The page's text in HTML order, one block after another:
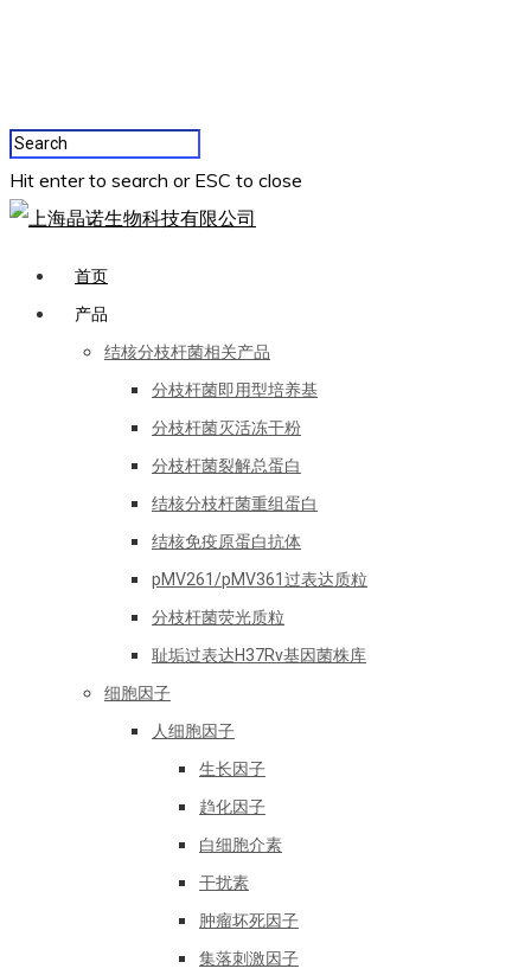
Hit enter to search or ESC to close
首页
产品
结核分枝杆菌相关产品
分枝杆菌即用型培养基
分枝杆菌灭活冻干粉
分枝杆菌裂解总蛋白
结核分枝杆菌重组蛋白
结核免疫原蛋白抗体
pMV261/pMV361过表达质粒
分枝杆菌荧光质粒
耻垢过表达H37Rv基因菌株库
细胞因子
人细胞因子
生长因子
趋化因子
白细胞介素
干扰素
肿瘤坏死因子
集落刺激因子